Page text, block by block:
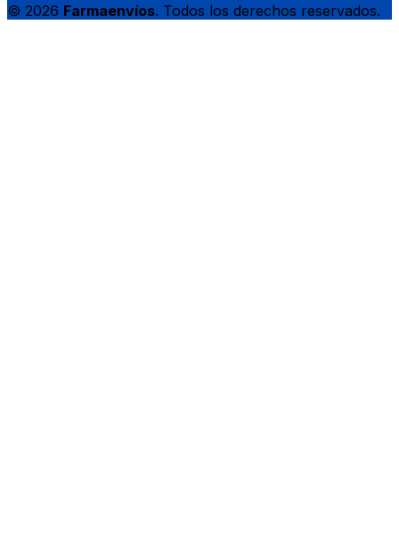
© 2026 Farmaenvíos. Todos los derechos reservados.